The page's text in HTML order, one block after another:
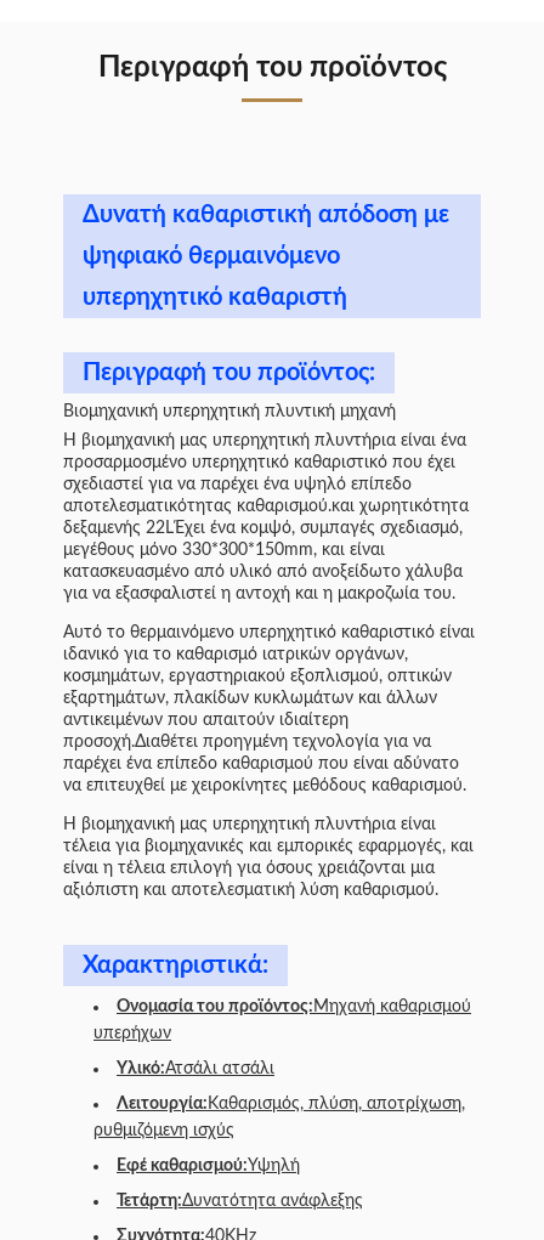
Περιγραφή του προϊόντος
Δυνατή καθαριστική απόδοση με
ψηφιακό θερμαινόμενο
υπερηχητικό καθαριστή
Περιγραφή του προϊόντος:
Βιομηχανική υπερηχητική πλυντική μηχανή
Η βιομηχανική μας υπερηχητική πλυντήρια είναι ένα
προσαρμοσμένο υπερηχητικό καθαριστικό που έχει
σχεδιαστεί για να παρέχει ένα υψηλό επίπεδο
αποτελεσματικότητας καθαρισμού.και χωρητικότητα
δεξαμενής 22LΈχει ένα κομψό, συμπαγές σχεδιασμό,
μεγέθους μόνο 330*300*150mm, και είναι
κατασκευασμένο από υλικό από ανοξείδωτο χάλυβα
για να εξασφαλιστεί η αντοχή και η μακροζωία του.
Αυτό το θερμαινόμενο υπερηχητικό καθαριστικό είναι
ιδανικό για το καθαρισμό ιατρικών οργάνων,
κοσμημάτων, εργαστηριακού εξοπλισμού, οπτικών
εξαρτημάτων, πλακίδων κυκλωμάτων και άλλων
αντικειμένων που απαιτούν ιδιαίτερη
προσοχή.Διαθέτει προηγμένη τεχνολογία για να
παρέχει ένα επίπεδο καθαρισμού που είναι αδύνατο
να επιτευχθεί με χειροκίνητες μεθόδους καθαρισμού.
Η βιομηχανική μας υπερηχητική πλυντήρια είναι
τέλεια για βιομηχανικές και εμπορικές εφαρμογές, και
είναι η τέλεια επιλογή για όσους χρειάζονται μια
αξιόπιστη και αποτελεσματική λύση καθαρισμού.
Χαρακτηριστικά:
Ονομασία του προϊόντος: Μηχανή καθαρισμού
υπερήχων
Υλικό:Ατσάλι ατσάλι
Λειτουργία: Καθαρισμός, πλύση, αποτρίχωση,
ρυθμιζόμενη ισχύς
Εφέ καθαρισμού:Υψηλή
Τετάρτη:Δυνατότητα ανάφλεξης
Συχνότητα:40KHz